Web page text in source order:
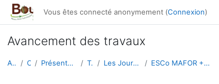
Passer au contenu principal
Vous êtes connecté anonymement (Connexion)
Avancement des travaux
Accueil Cours Présentation générale du RMT Travaux Les Journées du RMT F&E 2015 ESCo MAFOR + introduction au débat sur les PRO